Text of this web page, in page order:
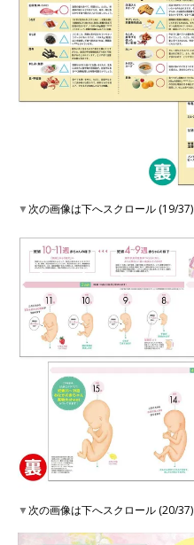
▼次の画像は下へスクロール (19/37)
▼次の画像は下へスクロール (20/37)